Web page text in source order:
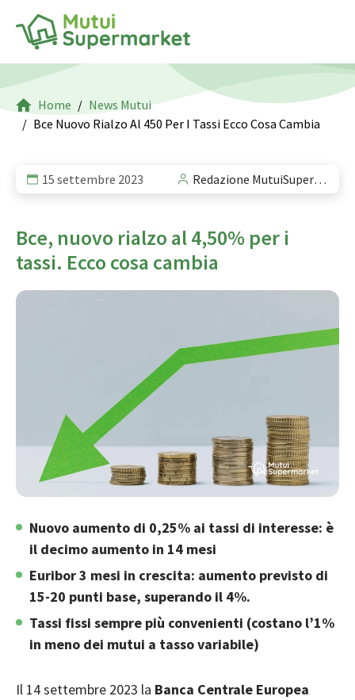
Home
News Mutui
Bce Nuovo Rialzo Al 450 Per I Tassi Ecco Cosa Cambia
15 settembre 2023 Redazione MutuiSupermarket
Bce, nuovo rialzo al 4,50% per i
tassi. Ecco cosa cambia
Nuovo aumento di 0,25% ai tassi di interesse: è
il decimo aumento in 14 mesi
Euribor 3 mesi in crescita: aumento previsto di
15-20 punti base, superando il 4%.
Tassi fissi sempre più convenienti (costano l’1%
in meno dei mutui a tasso variabile)
Il 14 settembre 2023 la Banca Centrale Europea